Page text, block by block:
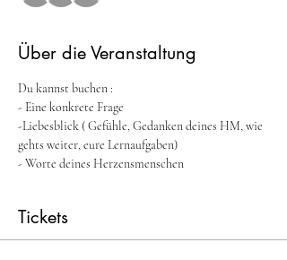
Über die Veranstaltung
Du kannst buchen :
- Eine konkrete Frage
-Liebesblick ( Gefühle, Gedanken deines HM, wie
gehts weiter, eure Lernaufgaben)
- Worte deines Herzensmenschen
Tickets